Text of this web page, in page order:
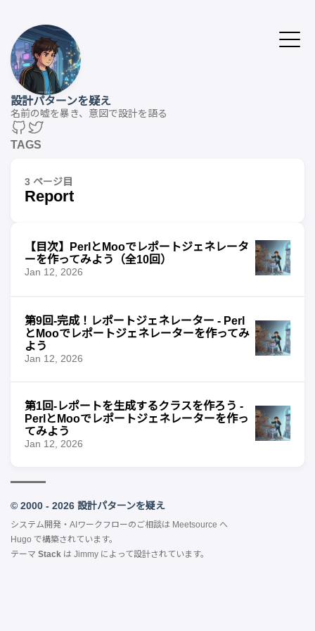
設計パターンを疑え
名前の嘘を暴き、意図で設計を語る
TAGS
3 ページ目
Report
【目次】PerlとMooでレポートジェネレータ
ーを作ってみよう（全10回）
Jan 12, 2026
第9回-完成！レポートジェネレーター - Perl
とMooでレポートジェネレーターを作ってみ
よう
Jan 12, 2026
第1回-レポートを生成するクラスを作ろう -
PerlとMooでレポートジェネレーターを作っ
てみよう
Jan 12, 2026
© 2000 - 2026 設計パターンを疑え
システム開発・AIワークフローのご相談は Meetsource へ
Hugo で構築されています。
テーマ Stack は Jimmy によって設計されています。